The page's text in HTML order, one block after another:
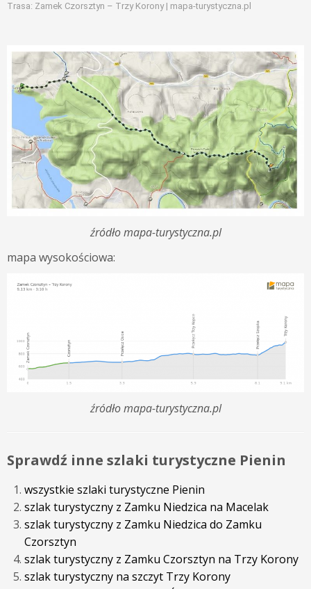
Trasa: Zamek Czorsztyn – Trzy Korony | mapa-turystyczna.pl
źródło mapa-turystyczna.pl
mapa wysokościowa:
źródło mapa-turystyczna.pl
Sprawdź inne szlaki turystyczne Pienin
wszystkie szlaki turystyczne Pienin
szlak turystyczny z Zamku Niedzica na Macelak
szlak turystyczny z Zamku Niedzica do Zamku
Czorsztyn
szlak turystyczny z Zamku Czorsztyn na Trzy Korony
szlak turystyczny na szczyt Trzy Korony